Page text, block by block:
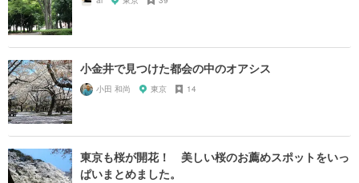
小金井で見つけた都会の中のオアシス
小田 和尚 東京 14
東京も桜が開花！ 美しい桜のお薦めスポットをいっ
ぱいまとめました。